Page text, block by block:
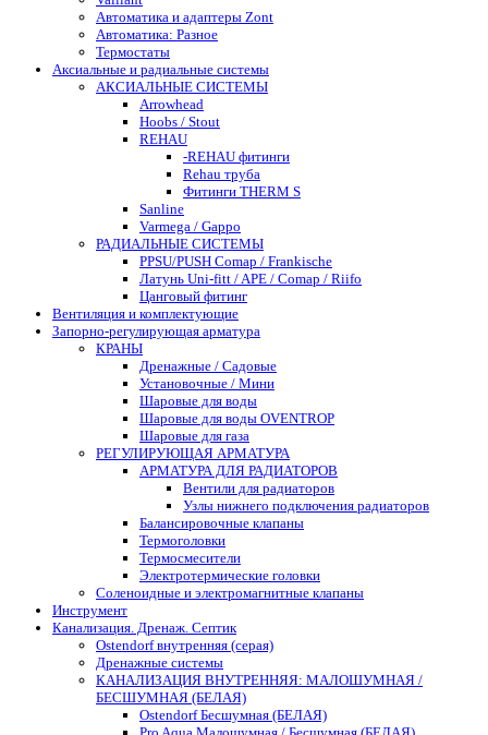
Автоматика и адаптеры Zont
Автоматика: Разное
Термостаты
Аксиальные и радиальные системы
АКСИАЛЬНЫЕ СИСТЕМЫ
Arrowhead
Hoobs / Stout
REHAU
-REHAU фитинги
Rehau труба
Фитинги THERM S
Sanline
Varmega / Gappo
РАДИАЛЬНЫЕ СИСТЕМЫ
PPSU/PUSH Comap / Frankische
Латунь Uni-fitt / APE / Comap / Riifo
Цанговый фитинг
Вентиляция и комплектующие
Запорно-регулирующая арматура
КРАНЫ
Дренажные / Садовые
Установочные / Мини
Шаровые для воды
Шаровые для воды OVENTROP
Шаровые для газа
РЕГУЛИРУЮЩАЯ АРМАТУРА
АРМАТУРА ДЛЯ РАДИАТОРОВ
Вентили для радиаторов
Узлы нижнего подключения радиаторов
Балансировочные клапаны
Термоголовки
Термосмесители
Электротермические головки
Соленоидные и электромагнитные клапаны
Инструмент
Канализация. Дренаж. Септик
Ostendorf внутренняя (серая)
Дренажные системы
КАНАЛИЗАЦИЯ ВНУТРЕННЯЯ: МАЛОШУМНАЯ /
БЕСШУМНАЯ (БЕЛАЯ)
Ostendorf Бесшумная (БЕЛАЯ)